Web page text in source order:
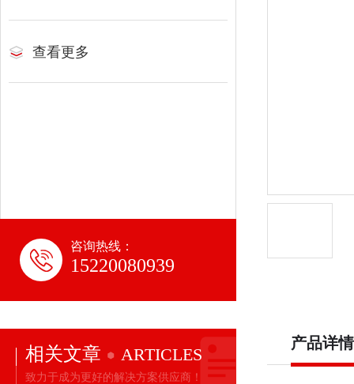
查看更多
咨询热线：
15220080939
相关文章 ARTICLES
致力于成为更好的解决方案供应商！
产品详情